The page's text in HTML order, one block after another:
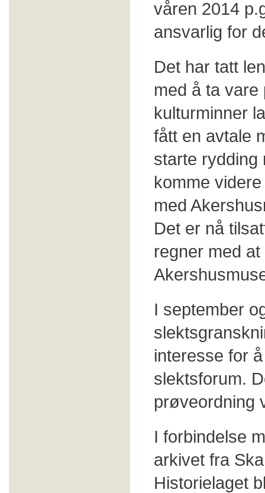
våren 2014
ansvarlig for
Det har tatt
med å ta vare
kulturminner
fått en avtale
starte
komme
med
Det er nå
regner med
I september
interesse for
slektsforum.
prøveordning
I forbindelse
arkivet fra
Historielaget